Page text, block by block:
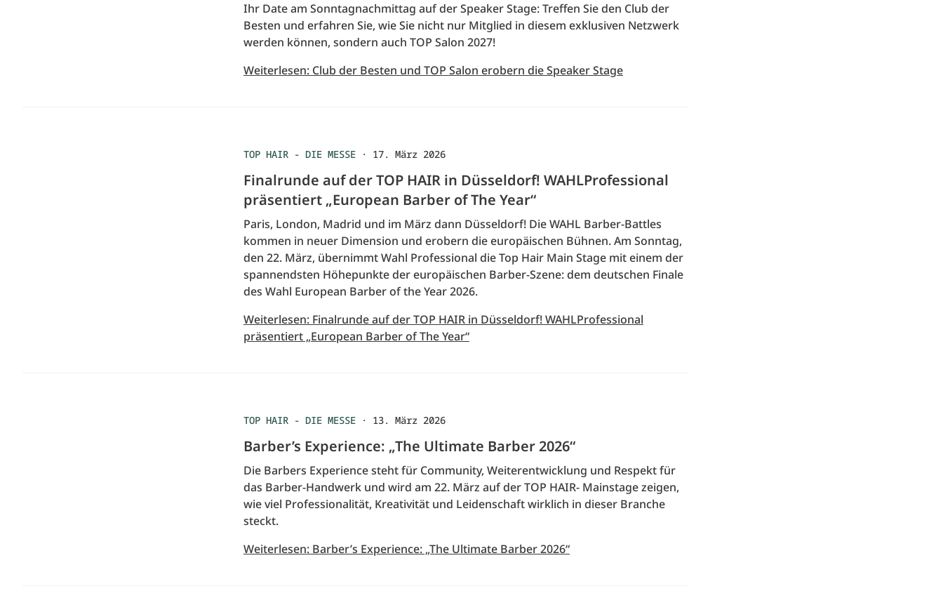
Ihr Date am Sonntagnachmittag auf der Speaker Stage: Treffen Sie den Club der
Besten und erfahren Sie, wie Sie nicht nur Mitglied in diesem exklusiven Netzwerk
werden können, sondern auch TOP Salon 2027!
Weiterlesen: Club der Besten und TOP Salon erobern die Speaker Stage
TOP HAIR - DIE MESSE · 17. März 2026
Finalrunde auf der TOP HAIR in Düsseldorf! WAHLProfessional
präsentiert „European Barber of The Year“
Paris, London, Madrid und im März dann Düsseldorf! Die WAHL Barber-Battles
kommen in neuer Dimension und erobern die europäischen Bühnen. Am Sonntag,
den 22. März, übernimmt Wahl Professional die Top Hair Main Stage mit einem der
spannendsten Höhepunkte der europäischen Barber-Szene: dem deutschen Finale
des Wahl European Barber of the Year 2026.
Weiterlesen: Finalrunde auf der TOP HAIR in Düsseldorf! WAHLProfessional
präsentiert „European Barber of The Year“
TOP HAIR - DIE MESSE · 13. März 2026
Barber’s Experience: „The Ultimate Barber 2026“
Die Barbers Experience steht für Community, Weiterentwicklung und Respekt für
das Barber-Handwerk und wird am 22. März auf der TOP HAIR- Mainstage zeigen,
wie viel Professionalität, Kreativität und Leidenschaft wirklich in dieser Branche
steckt.
Weiterlesen: Barber’s Experience: „The Ultimate Barber 2026“